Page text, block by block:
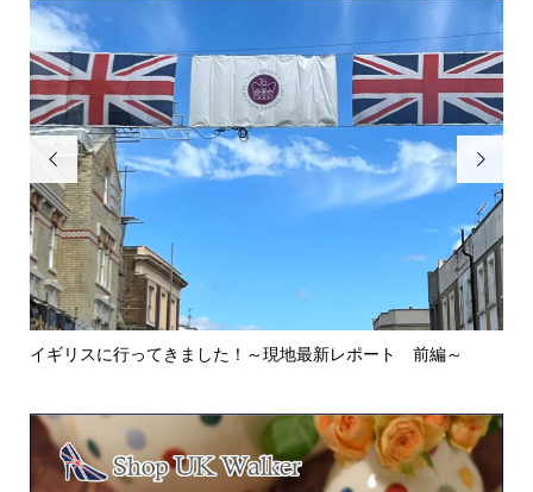

イギリスに行ってきました！～現地最新レポート 前編～
